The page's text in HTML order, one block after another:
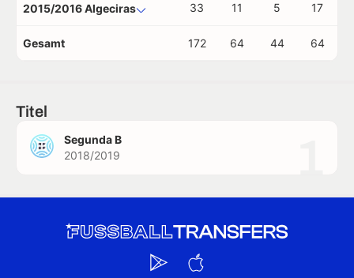
2015/2016 Algeciras 33 11 5 17
Gesamt 172 64 44 64
Titel
Segunda B
2018/2019